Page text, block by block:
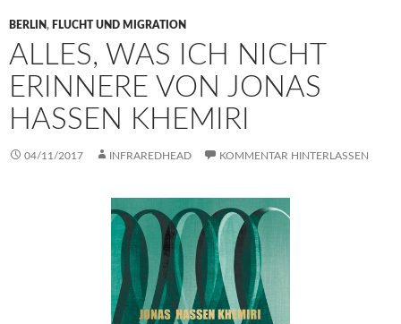
BERLIN, FLUCHT UND MIGRATION
ALLES, WAS ICH NICHT
ERINNERE VON JONAS
HASSEN KHEMIRI
04/11/2017 INFRAREDHEAD KOMMENTAR HINTERLASSEN